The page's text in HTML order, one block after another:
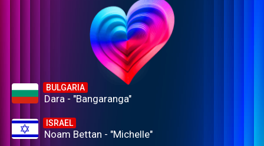
BULGARIA
Dara - "Bangaranga"
ISRAEL
Noam Bettan - "Michelle"